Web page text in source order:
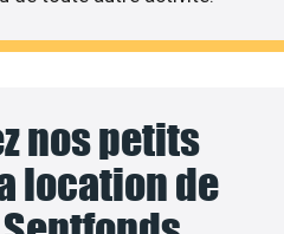
nos petits
location de